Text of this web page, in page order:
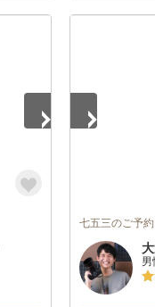
七五三のご予